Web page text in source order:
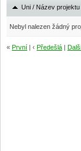
Uni / Název projektu
Nebyl nalezen žádný
« První | ‹ Předešlá |